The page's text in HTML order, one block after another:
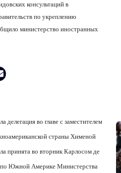
консультаций в
по укреплению
министерство иностранных
во главе с заместителем
страны Хименой
принята во вторник Карлосом де
Южной Америке Министерства